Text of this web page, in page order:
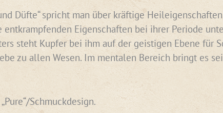
Düfte“ spricht man über kräftige
Eigenschaften bei ihrer Periode
steht Kupfer bei ihm auf der geistigen Ebene für
zu allen Wesen. Im mentalen Bereich bringt es
Schmuckdesign.